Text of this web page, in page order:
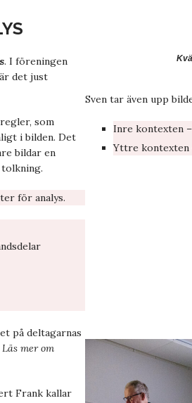
. I föreningen
det just
som
i bilden. Det
bildar en
för analys.
Sven tar även upp
Inre kontexten
Yttre kontexten
på deltagarnas
Läs mer om
Frank kallar